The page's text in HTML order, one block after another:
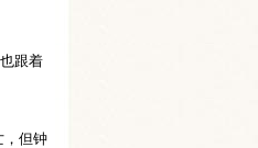
跟着
，但钟